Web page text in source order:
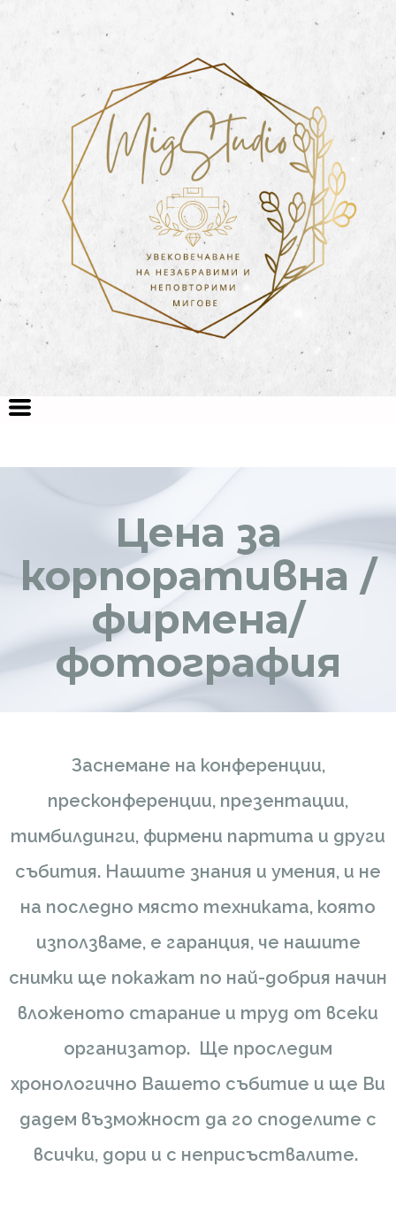
Цена за
корпоративна /
фирмена/
фотография
Заснемане на конференции,
пресконференции, презентации,
тимбилдинги, фирмени партита и други
събития. Нашите знания и умения, и не
на последно място техниката, която
използваме, е гаранция, че нашите
снимки ще покажат по най-добрия начин
вложеното старание и труд от всеки
организатор. Ще проследим
хронологично Вашето събитие и ще Ви
дадем възможност да го споделите с
всички, дори и с неприсъствалите.